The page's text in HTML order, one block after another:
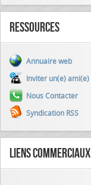
Ressources
Annuaire web
Inviter un(e) ami(e)
Nous Contacter
Syndication RSS
Liens commerciaux